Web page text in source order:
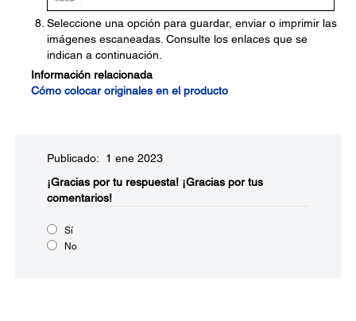
Seleccione una opción para guardar, enviar o imprimir las
imágenes escaneadas. Consulte los enlaces que se
indican a continuación.
Información relacionada
Cómo colocar originales en el producto
Publicado: 1 ene 2023
¡Gracias por tu respuesta! ¡Gracias por tus
comentarios!
Sí
No